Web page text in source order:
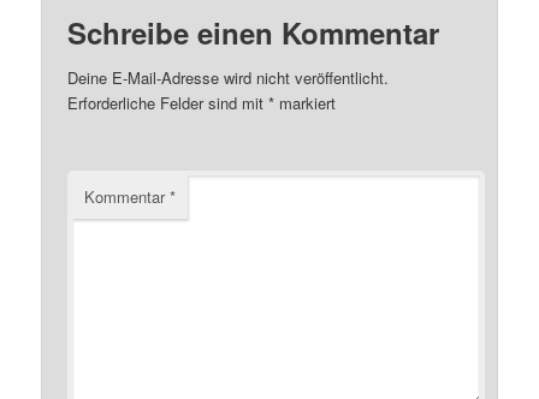
Schreibe einen Kommentar
Deine E-Mail-Adresse wird nicht veröffentlicht.
Erforderliche Felder sind mit* markiert
Kommentar*